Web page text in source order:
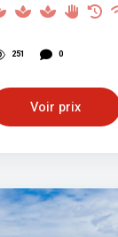
251 0
Voir prix